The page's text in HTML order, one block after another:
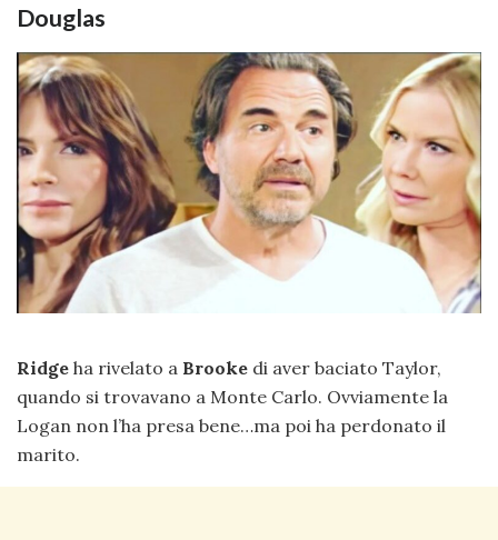
Douglas
Ridge ha rivelato a Brooke di aver baciato Taylor,
quando si trovavano a Monte Carlo. Ovviamente la
Logan non l’ha presa bene…ma poi ha perdonato il
marito.